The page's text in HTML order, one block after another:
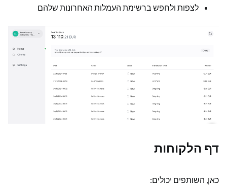
לצפות ולחפש ברשימת העמלות האחרונות שלהם
דף הלקוחות
כאן, השותפים יכולים: